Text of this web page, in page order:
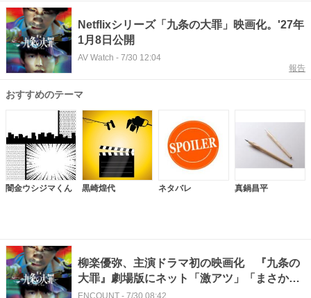
Netflixシリーズ「九条の大罪」映画化。'27年
1月8日公開
AV Watch - 7/30 12:04
報告
おすすめのテーマ
闇金ウシジマくん 黒崎煌代 ネタバレ 真鍋昌平
柳楽優弥、主演ドラマ初の映画化 『九条の
大罪』劇場版にネット「激アツ」「まさか映
画館で観られるとは！」
ENCOUNT - 7/30 08:42